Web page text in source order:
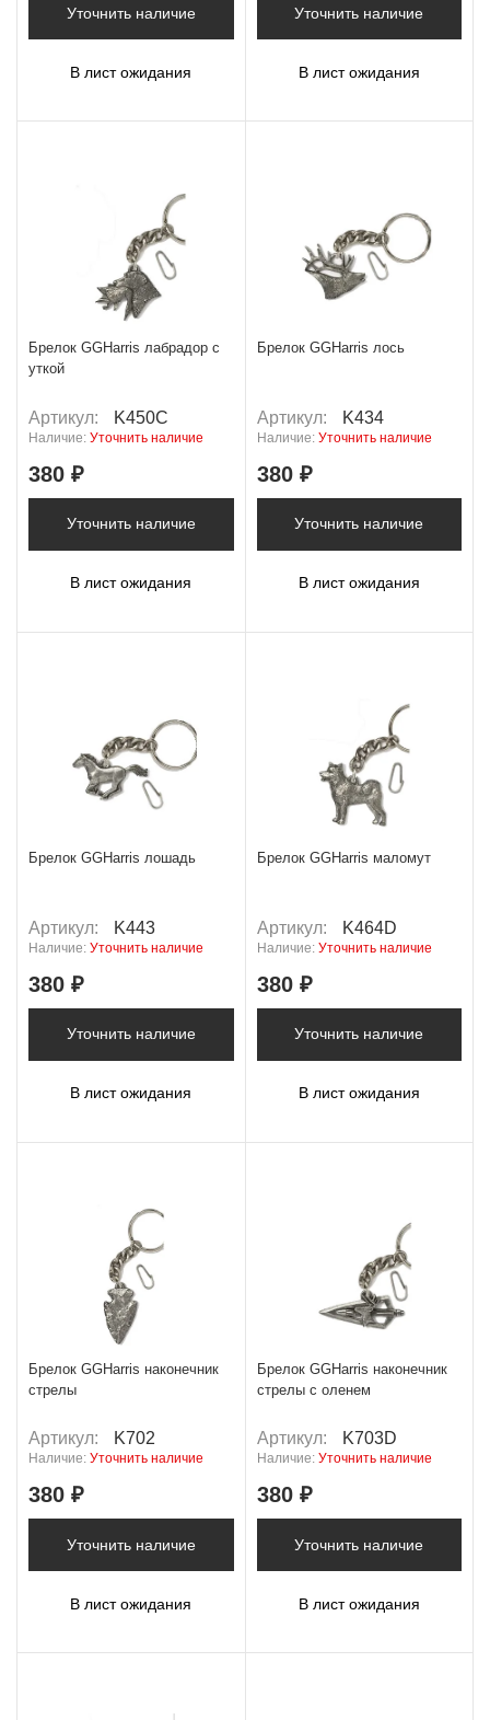
Уточнить наличие
В лист ожидания
Уточнить наличие
В лист ожидания
Брелок GGHarris лабрадор с
уткой
Артикул: K450C
Наличие: Уточнить наличие
380 ₽
Уточнить наличие
В лист ожидания
Брелок GGHarris лось
Артикул: K434
Наличие: Уточнить наличие
380 ₽
Уточнить наличие
В лист ожидания
Брелок GGHarris лошадь
Артикул: K443
Наличие: Уточнить наличие
380 ₽
Уточнить наличие
В лист ожидания
Брелок GGHarris маломут
Артикул: K464D
Наличие: Уточнить наличие
380 ₽
Уточнить наличие
В лист ожидания
Брелок GGHarris наконечник
стрелы
Артикул: K702
Наличие: Уточнить наличие
380 ₽
Уточнить наличие
В лист ожидания
Брелок GGHarris наконечник
стрелы с оленем
Артикул: K703D
Наличие: Уточнить наличие
380 ₽
Уточнить наличие
В лист ожидания